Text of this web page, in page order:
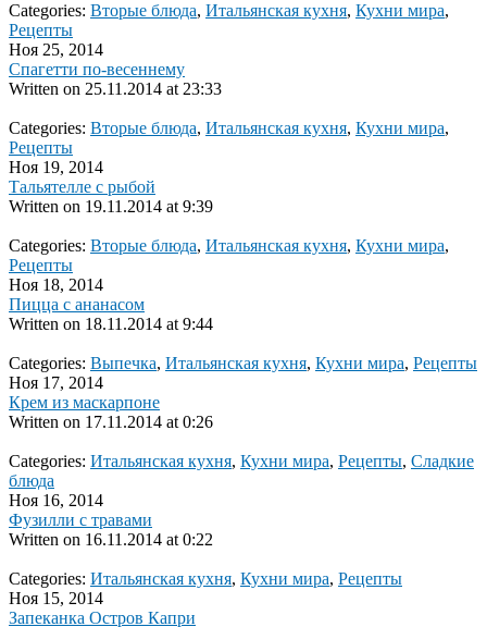
Categories: Вторые блюда, Итальянская кухня, Кухни мира,
Рецепты
Ноя 25, 2014
Спагетти по-весеннему
Written on 25.11.2014 at 23:33
Categories: Вторые блюда, Итальянская кухня, Кухни мира,
Рецепты
Ноя 19, 2014
Тальятелле с рыбой
Written on 19.11.2014 at 9:39
Categories: Вторые блюда, Итальянская кухня, Кухни мира,
Рецепты
Ноя 18, 2014
Пицца с ананасом
Written on 18.11.2014 at 9:44
Categories: Выпечка, Итальянская кухня, Кухни мира, Рецепты
Ноя 17, 2014
Крем из маскарпоне
Written on 17.11.2014 at 0:26
Categories: Итальянская кухня, Кухни мира, Рецепты, Сладкие
блюда
Ноя 16, 2014
Фузилли с травами
Written on 16.11.2014 at 0:22
Categories: Итальянская кухня, Кухни мира, Рецепты
Ноя 15, 2014
Запеканка Остров Капри